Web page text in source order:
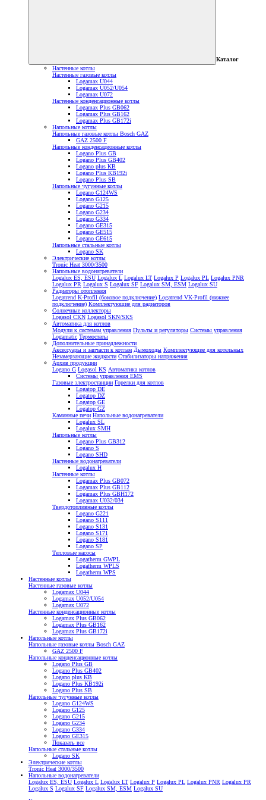
Каталог
Настенные котлы
Настенные газовые котлы
Logamax U044
Logamax U052/U054
Logamax U072
Настенные конденсационные котлы
Logamax Plus GB062
Logamax Plus GB162
Logamax Plus GB172i
Напольные котлы
Напольные газовые котлы Bosch GAZ
GAZ 2500 F
Напольные конденсационные котлы
Logano Plus GB
Logano Plus GB402
Logano plus KB
Logano Plus KB192i
Logano Plus SB
Напольные чугунные котлы
Logano G124WS
Logano G125
Logano G215
Logano G234
Logano G334
Logano GE315
Logano GE515
Logano GE615
Напольные стальные котлы
Logano SK
Электрические котлы
Tronic Heat 3000/3500
Напольные водонагреватели
Logalux ES, ESU Logalux L Logalux LT Logalux P Logalux PL Logalux PNR
Logalux PR Logalux S Logalux SF Logalux SM, ESM Logalux SU
Радиаторы отопления
Logatrend K-Profil (боковое подключение) Logatrend VK-Profil (нижнее
подключение) Комплектующие для радиаторов
Солнечные коллекторы
Logasol CKN Logasol SKN/SKS
Автоматика для котлов
Модули к системам управления Пульты и регуляторы Системы управления
Logamatic Термостаты
Дополнительные принадлежности
Аксессуары и запчасти к котлам Дымоходы Комплектующие для котельных
Незамерзающие жидкости Стабилизаторы напряжения
Архив продукции
Logano G Logasol KS Автоматика котлов
Системы управления EMS
Газовые электростанции Горелки для котлов
Logatop DE
Logatop DZ
Logatop GE
Logatop GZ
Каминные печи Напольные водонагреватели
Logalux SL
Logalux SMH
Напольные котлы
Logano Plus GB312
Logano S
Logano SHD
Настенные водонагреватели
Logalux H
Настенные котлы
Logamax Plus GB072
Logamax Plus GB112
Logamax Plus GBH172
Logamax U032/034
Твердотопливные котлы
Logano G221
Logano S111
Logano S131
Logano S171
Logano S181
Logano SP
Тепловые насосы
Logatherm GWPL
Logatherm WPLS
Logatherm WPS
Настенные котлы
Настенные газовые котлы
Logamax U044
Logamax U052/U054
Logamax U072
Настенные конденсационные котлы
Logamax Plus GB062
Logamax Plus GB162
Logamax Plus GB172i
Напольные котлы
Напольные газовые котлы Bosch GAZ
GAZ 2500 F
Напольные конденсационные котлы
Logano Plus GB
Logano Plus GB402
Logano plus KB
Logano Plus KB192i
Logano Plus SB
Напольные чугунные котлы
Logano G124WS
Logano G125
Logano G215
Logano G234
Logano G334
Logano GE315
Показать все
Напольные стальные котлы
Logano SK
Электрические котлы
Tronic Heat 3000/3500
Напольные водонагреватели
Logalux ES, ESU Logalux L Logalux LT Logalux P Logalux PL Logalux PNR Logalux PR
Logalux S Logalux SF Logalux SM, ESM Logalux SU